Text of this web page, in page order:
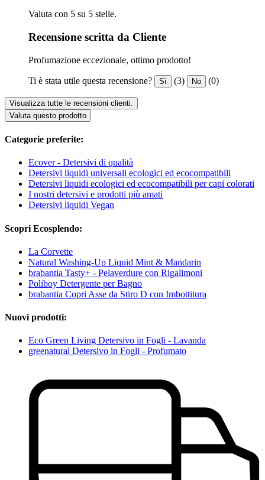
Valuta con 5 su 5 stelle.
Recensione scritta da Cliente
Profumazione eccezionale, ottimo prodotto!
Ti è stata utile questa recensione? Sì (3) No (0)
Visualizza tutte le recensioni clienti.
Valuta questo prodotto
Categorie preferite:
Ecover - Detersivi di qualità
Detersivi liquidi universali ecologici ed ecocompatibili
Detersivi liquidi ecologici ed ecocompatibili per capi colorati
I nostri detersivi e prodotti più amati
Detersivi liquidi Vegan
Scopri Ecosplendo:
La Corvette
Natural Washing-Up Liquid Mint & Mandarin
brabantia Tasty+ - Pelaverdure con Rigalimoni
Poliboy Detergente per Bagno
brabantia Copri Asse da Stiro D con Imbottitura
Nuovi prodotti:
Eco Green Living Detersivo in Fogli - Lavanda
greenatural Detersivo in Fogli - Profumato